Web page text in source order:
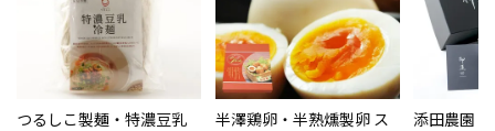
つるしこ製麺・特濃豆乳
半澤鶏卵・半熟燻製卵 ス
添田農園